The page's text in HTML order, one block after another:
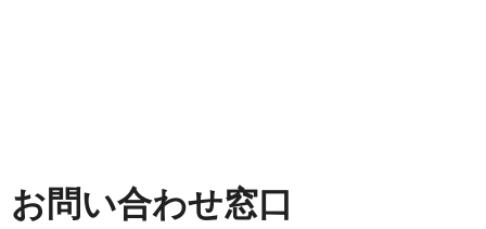
お問い合わせ窓口